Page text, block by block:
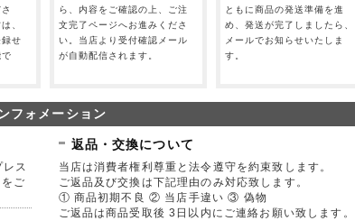
、
せ
ら、内容をご確認の上、ご注
文完了ページへお進みくださ
い。当店より受付確認メール
が自動配信されます。
ともに商品の発送準備を進
め、発送が完了しましたら、
メールでお知らせいたしま
す。
フォメーション
ス
ご
返品・交換について
当店は消費者権利尊重と法令遵守を約束致します。
ご返品及び交換は下記理由のみ対応致します。
① 商品初期不良 ② 当店手違い ③ 偽物
ご返品は商品受取後 3日以内にご連絡お願い致します。